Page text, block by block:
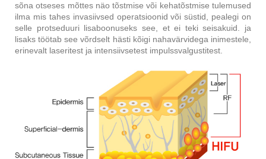
sõna otseses mõttes näo tõstmise või kehatõstmise tulemused
ilma mis tahes invasiivsed operatsioonid või süstid, pealegi on
selle protseduuri lisaboonuseks see, et ei teki seisakuid. ja
lisaks töötab see võrdselt hästi kõigi nahavärvidega inimestele,
erinevalt laseritest ja intensiivsetest impulssvalgustitest.